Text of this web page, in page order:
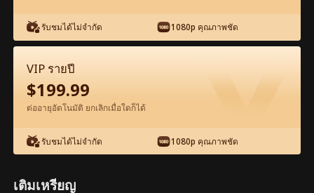
ตอน57-ภาพยนตร์ กลับชาติมารัก เต็มเรื่อง
ภาพยนตร์เต็มเรื่อง
1-50 51-77
57 58 60
รับชมได้ไม่จำกัด 1080p คุณภาพชัด
VIP รายปี
$199.99
ต่ออายุอัตโนมัติ ยกเลิกเมื่อใดก็ได้
รับชมได้ไม่จำกัด 1080p คุณภาพชัด
เติมเหรียญ